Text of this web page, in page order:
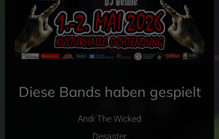
Diese Bands haben gespielt
Andi The Wicked
Desaster